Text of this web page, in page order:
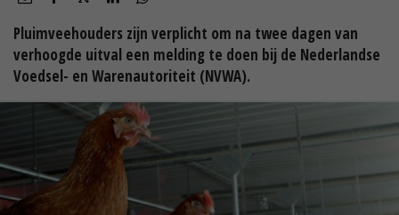
Pluimveehouders zijn verplicht om na twee dagen van
verhoogde uitval een melding te doen bij de Nederlandse
Voedsel- en Warenautoriteit (NVWA).